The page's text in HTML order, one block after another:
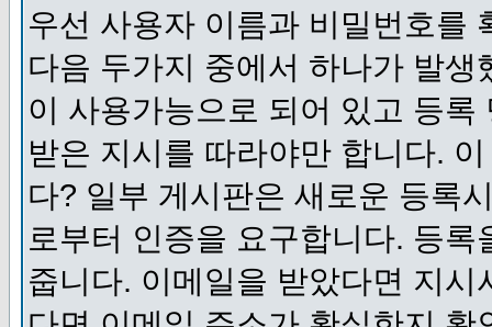
우선 사용자 이름과 비밀번호를
다음 두가지 중에서 하나가 발
이 사용가능으로 되어 있고 등
받은 지시를 따라야만 합니다.
다? 일부 게시판은 새로운 등록
로부터 인증을 요구합니다. 등
줍니다. 이메일을 받았다면 지